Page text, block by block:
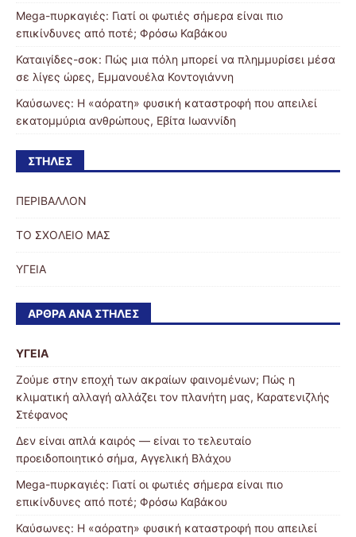
Mega-πυρκαγιές: Γιατί οι φωτιές σήμερα είναι πιο
επικίνδυνες από ποτέ; Φρόσω Καβάκου
Καταιγίδες-σοκ: Πώς μια πόλη μπορεί να πλημμυρίσει μέσα
σε λίγες ώρες, Εμμανουέλα Κοντογιάννη
Καύσωνες: Η «αόρατη» φυσική καταστροφή που απειλεί
εκατομμύρια ανθρώπους, Εβίτα Ιωαννίδη
ΣΤΉΛΕΣ
ΠΕΡΙΒΑΛΛΟΝ
ΤΟ ΣΧΟΛΕΙΟ ΜΑΣ
ΥΓΕΙΑ
ΆΡΘΡΑ ΑΝΆ ΣΤΉΛΕΣ
ΥΓΕΙΑ
Ζούμε στην εποχή των ακραίων φαινομένων; Πώς η
κλιματική αλλαγή αλλάζει τον πλανήτη μας, Καρατενιζλής
Στέφανος
Δεν είναι απλά καιρός — είναι το τελευταίο
προειδοποιητικό σήμα, Αγγελική Βλάχου
Mega-πυρκαγιές: Γιατί οι φωτιές σήμερα είναι πιο
επικίνδυνες από ποτέ; Φρόσω Καβάκου
Καύσωνες: Η «αόρατη» φυσική καταστροφή που απειλεί